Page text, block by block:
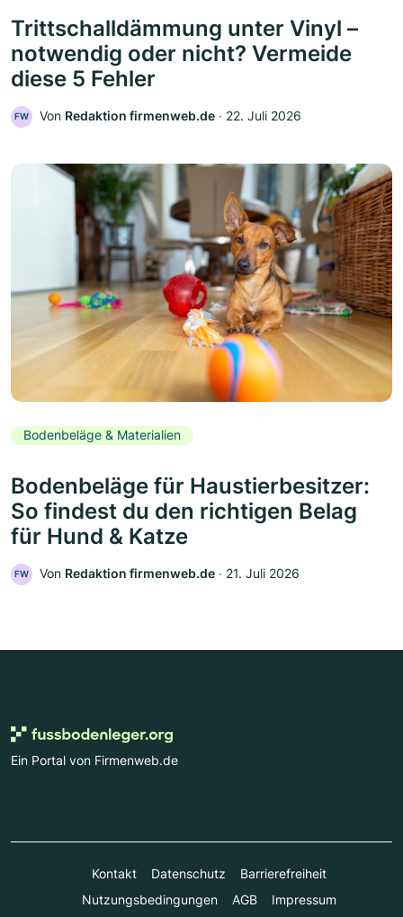
Trittschalldämmung unter Vinyl –
notwendig oder nicht? Vermeide
diese 5 Fehler
FW Von Redaktion firmenweb.de ‧ 22. Juli 2026
Bodenbeläge & Materialien
Bodenbeläge für Haustierbesitzer:
So findest du den richtigen Belag
für Hund & Katze
FW Von Redaktion firmenweb.de ‧ 21. Juli 2026
Ein Portal von Firmenweb.de
Kontakt Datenschutz
Barrierefreiheit
Nutzungsbedingungen
AGB Impressum